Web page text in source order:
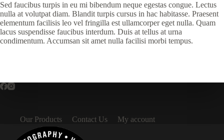
Sed faucibus turpis in eu mi bibendum neque egestas congue. Lectus
nulla at volutpat diam. Blandit turpis cursus in hac habitasse. Praesent
elementum facilisis leo vel fringilla est ullamcorper eget nulla. Quam
lacus suspendisse faucibus interdum. Duis at tellus at urna
condimentum. Accumsan sit amet nulla facilisi morbi tempus.
Our Products Contact Us My account